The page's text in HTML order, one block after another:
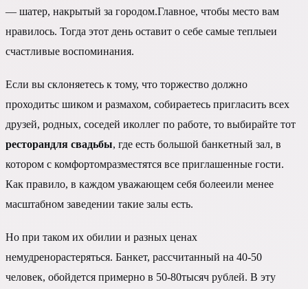
— шатер, накрытый за городом.Главное, чтобы место вам
нравилось. Тогда этот день оставит о себе самые теплыеи
счастливые воспоминания.
Если вы склоняетесь к тому, что торжество должно
проходитьс шиком и размахом, собираетесь пригласить всех
друзей, родных, соседей иколлег по работе, то выбирайте тот
ресторандля свадьбы, где есть большой банкетный зал, в
котором с комфортомразместятся все приглашенные гости.
Как правило, в каждом уважающем себя болееили менее
масштабном заведении такие залы есть.
Но при таком их обилии и разных ценах
немудренорастеряться. Банкет, рассчитанный на 40-50
человек, обойдется примерно в 50-80тысяч рублей. В эту